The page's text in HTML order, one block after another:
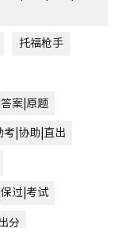
托福枪手
案|原题
考|协助|直出
过|考试
分